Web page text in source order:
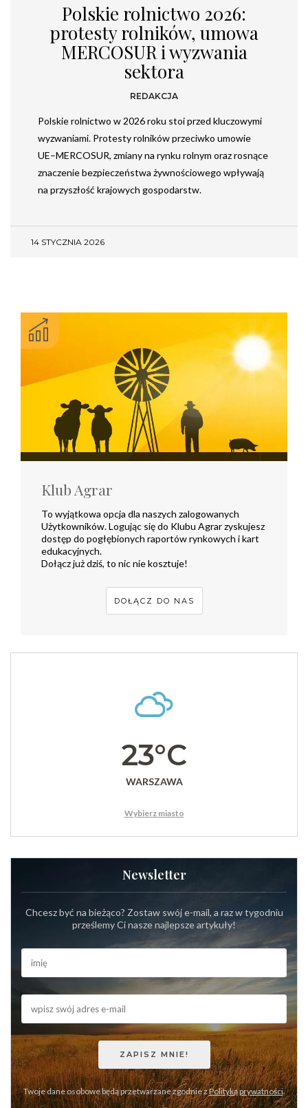
Polskie rolnictwo 2026:
protesty rolników, umowa
MERCOSUR i wyzwania
sektora
REDAKCJA
Polskie rolnictwo w 2026 roku stoi przed kluczowymi
wyzwaniami. Protesty rolników przeciwko umowie
UE–MERCOSUR, zmiany na rynku rolnym oraz rosnące
znaczenie bezpieczeństwa żywnościowego wpływają
na przyszłość krajowych gospodarstw.
14 STYCZNIA 2026
Klub Agrar
To wyjątkowa opcja dla naszych zalogowanych
Użytkowników. Logując się do Klubu Agrar zyskujesz
dostęp do pogłębionych raportów rynkowych i kart
edukacyjnych.
Dołącz już dziś, to nic nie kosztuje!
DOŁĄCZ DO NAS
23°C
WARSZAWA
Wybierz miasto
Newsletter
Chcesz być na bieżąco? Zostaw swój e-mail, a raz w tygodniu
prześlemy Ci nasze najlepsze artykuły!
Twoje dane osobowe będą przetwarzane zgodnie zPolityką prywatności.